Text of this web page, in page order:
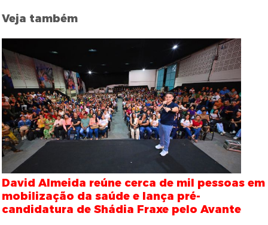
Veja também
David Almeida reúne cerca de mil pessoas em
mobilização da saúde e lança pré-
candidatura de Shádia Fraxe pelo Avante